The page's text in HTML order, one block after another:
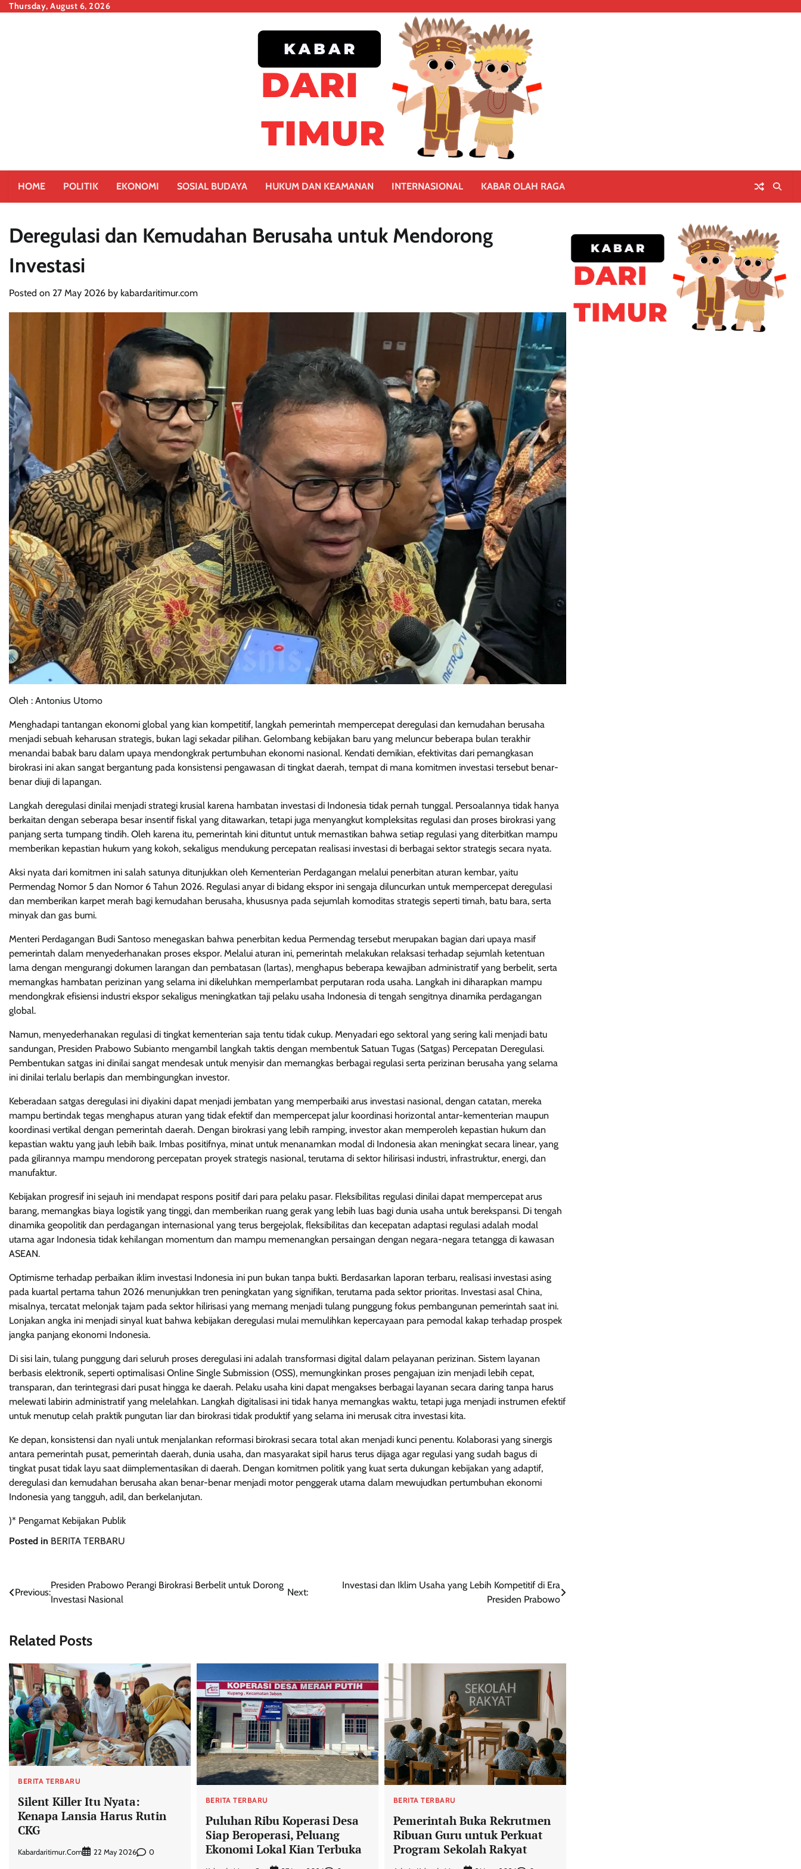
SkipThursday, August 6, 2026
HOME POLITIK EKONOMI SOSIAL BUDAYA HUKUM DAN KEAMANAN INTERNASIONAL KABAR OLAH RAGA
Deregulasi dan Kemudahan Berusaha untuk Mendorong
Investasi
Posted on 27 May 2026 by kabardaritimur.com
Oleh : Antonius Utomo
Menghadapi tantangan ekonomi global yang kian kompetitif, langkah pemerintah mempercepat deregulasi dan kemudahan berusaha
menjadi sebuah keharusan strategis, bukan lagi sekadar pilihan. Gelombang kebijakan baru yang meluncur beberapa bulan terakhir
menandai babak baru dalam upaya mendongkrak pertumbuhan ekonomi nasional. Kendati demikian, efektivitas dari pemangkasan
birokrasi ini akan sangat bergantung pada konsistensi pengawasan di tingkat daerah, tempat di mana komitmen investasi tersebut benar-
benar diuji di lapangan.
Langkah deregulasi dinilai menjadi strategi krusial karena hambatan investasi di Indonesia tidak pernah tunggal. Persoalannya tidak hanya
berkaitan dengan seberapa besar insentif fiskal yang ditawarkan, tetapi juga menyangkut kompleksitas regulasi dan proses birokrasi yang
panjang serta tumpang tindih. Oleh karena itu, pemerintah kini dituntut untuk memastikan bahwa setiap regulasi yang diterbitkan mampu
memberikan kepastian hukum yang kokoh, sekaligus mendukung percepatan realisasi investasi di berbagai sektor strategis secara nyata.
Aksi nyata dari komitmen ini salah satunya ditunjukkan oleh Kementerian Perdagangan melalui penerbitan aturan kembar, yaitu
Permendag Nomor 5 dan Nomor 6 Tahun 2026. Regulasi anyar di bidang ekspor ini sengaja diluncurkan untuk mempercepat deregulasi
dan memberikan karpet merah bagi kemudahan berusaha, khususnya pada sejumlah komoditas strategis seperti timah, batu bara, serta
minyak dan gas bumi.
Menteri Perdagangan Budi Santoso menegaskan bahwa penerbitan kedua Permendag tersebut merupakan bagian dari upaya masif
pemerintah dalam menyederhanakan proses ekspor. Melalui aturan ini, pemerintah melakukan relaksasi terhadap sejumlah ketentuan
lama dengan mengurangi dokumen larangan dan pembatasan (lartas), menghapus beberapa kewajiban administratif yang berbelit, serta
memangkas hambatan perizinan yang selama ini dikeluhkan memperlambat perputaran roda usaha. Langkah ini diharapkan mampu
mendongkrak efisiensi industri ekspor sekaligus meningkatkan taji pelaku usaha Indonesia di tengah sengitnya dinamika perdagangan
global.
Namun, menyederhanakan regulasi di tingkat kementerian saja tentu tidak cukup. Menyadari ego sektoral yang sering kali menjadi batu
sandungan, Presiden Prabowo Subianto mengambil langkah taktis dengan membentuk Satuan Tugas (Satgas) Percepatan Deregulasi.
Pembentukan satgas ini dinilai sangat mendesak untuk menyisir dan memangkas berbagai regulasi serta perizinan berusaha yang selama
ini dinilai terlalu berlapis dan membingungkan investor.
Keberadaan satgas deregulasi ini diyakini dapat menjadi jembatan yang memperbaiki arus investasi nasional, dengan catatan, mereka
mampu bertindak tegas menghapus aturan yang tidak efektif dan mempercepat jalur koordinasi horizontal antar-kementerian maupun
koordinasi vertikal dengan pemerintah daerah. Dengan birokrasi yang lebih ramping, investor akan memperoleh kepastian hukum dan
kepastian waktu yang jauh lebih baik. Imbas positifnya, minat untuk menanamkan modal di Indonesia akan meningkat secara linear, yang
pada gilirannya mampu mendorong percepatan proyek strategis nasional, terutama di sektor hilirisasi industri, infrastruktur, energi, dan
manufaktur.
Kebijakan progresif ini sejauh ini mendapat respons positif dari para pelaku pasar. Fleksibilitas regulasi dinilai dapat mempercepat arus
barang, memangkas biaya logistik yang tinggi, dan memberikan ruang gerak yang lebih luas bagi dunia usaha untuk berekspansi. Di tengah
dinamika geopolitik dan perdagangan internasional yang terus bergejolak, fleksibilitas dan kecepatan adaptasi regulasi adalah modal
utama agar Indonesia tidak kehilangan momentum dan mampu memenangkan persaingan dengan negara-negara tetangga di kawasan
ASEAN.
Optimisme terhadap perbaikan iklim investasi Indonesia ini pun bukan tanpa bukti. Berdasarkan laporan terbaru, realisasi investasi asing
pada kuartal pertama tahun 2026 menunjukkan tren peningkatan yang signifikan, terutama pada sektor prioritas. Investasi asal China,
misalnya, tercatat melonjak tajam pada sektor hilirisasi yang memang menjadi tulang punggung fokus pembangunan pemerintah saat ini.
Lonjakan angka ini menjadi sinyal kuat bahwa kebijakan deregulasi mulai memulihkan kepercayaan para pemodal kakap terhadap prospek
jangka panjang ekonomi Indonesia.
Di sisi lain, tulang punggung dari seluruh proses deregulasi ini adalah transformasi digital dalam pelayanan perizinan. Sistem layanan
berbasis elektronik, seperti optimalisasi Online Single Submission (OSS), memungkinkan proses pengajuan izin menjadi lebih cepat,
transparan, dan terintegrasi dari pusat hingga ke daerah. Pelaku usaha kini dapat mengakses berbagai layanan secara daring tanpa harus
melewati labirin administratif yang melelahkan. Langkah digitalisasi ini tidak hanya memangkas waktu, tetapi juga menjadi instrumen efektif
untuk menutup celah praktik pungutan liar dan birokrasi tidak produktif yang selama ini merusak citra investasi kita.
Ke depan, konsistensi dan nyali untuk menjalankan reformasi birokrasi secara total akan menjadi kunci penentu. Kolaborasi yang sinergis
antara pemerintah pusat, pemerintah daerah, dunia usaha, dan masyarakat sipil harus terus dijaga agar regulasi yang sudah bagus di
tingkat pusat tidak layu saat diimplementasikan di daerah. Dengan komitmen politik yang kuat serta dukungan kebijakan yang adaptif,
deregulasi dan kemudahan berusaha akan benar-benar menjadi motor penggerak utama dalam mewujudkan pertumbuhan ekonomi
Indonesia yang tangguh, adil, dan berkelanjutan.
)* Pengamat Kebijakan Publik
Posted in BERITA TERBARU
Post
navigation
Previous:
Presiden Prabowo Perangi Birokrasi Berbelit untuk Dorong
Investasi Nasional
Next:
Investasi dan Iklim Usaha yang Lebih Kompetitif di Era
Presiden Prabowo
Related Posts
BERITA TERBARU
Silent Killer Itu Nyata:
Kenapa Lansia Harus Rutin
CKG
Kabardaritimur.com 22 May 2026 0
BERITA TERBARU
Puluhan Ribu Koperasi Desa
Siap Beroperasi, Peluang
Ekonomi Lokal Kian Terbuka
BERITA TERBARU
Pemerintah Buka Rekrutmen
Ribuan Guru untuk Perkuat
Program Sekolah Rakyat